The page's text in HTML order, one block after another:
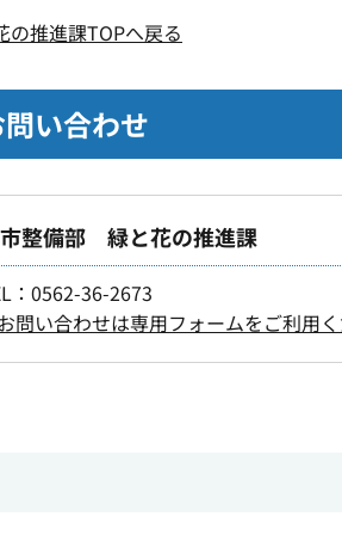
の推進課TOPへ戻る
い合わせ
整備部 緑と花の推進課
：0562-36-2673
問い合わせは専用フォームをご利用